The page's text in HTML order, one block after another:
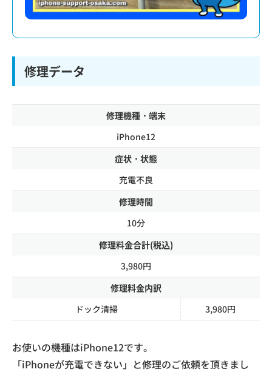
修理データ
修理機種・端末
iPhone12
症状・状態
充電不良
修理時間
10分
修理料金合計(税込)
3,980円
修理料金内訳
ドック清掃
3,980円
お使いの機種はiPhone12です。
「iPhoneが充電できない」と修理のご依頼を頂きまし